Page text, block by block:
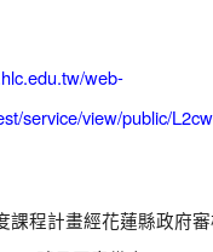
web-
service/view/public/
課程計畫經花蓮縣政府